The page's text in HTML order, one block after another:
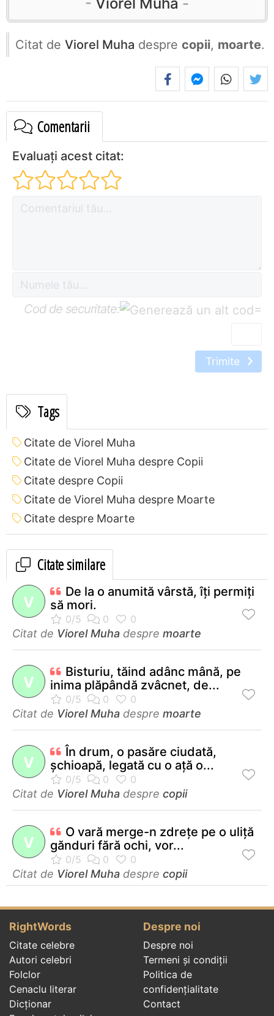
Citat de Viorel Muha despre copii, moarte.
Comentarii
Evaluați acest citat:
Cod de securitate: =
Trimite
Tags
Citate de Viorel Muha
Citate de Viorel Muha despre Copii
Citate despre Copii
Citate de Viorel Muha despre Moarte
Citate despre Moarte
Citate similare
V
De la o anumită vârstă, îţi permiţi
să mori.
Citat de Viorel Muha despre moarte
V
Bisturiu, tăind adânc mână, pe
inima plăpândă zvâcnet, de...
Citat de Viorel Muha despre moarte
V
În drum, o pasăre ciudată,
şchioapă, legată cu o aţă o...
Citat de Viorel Muha despre copii
V
O vară merge-n zdreţe pe o uliţă
gănduri fără ochi, vor...
Citat de Viorel Muha despre copii
RightWords
Citate celebre
Autori celebri
Folclor
Cenaclu literar
Dicționar
Despre noi
Despre noi
Termeni și condiții
Politica de
confidenţialitate
Contact